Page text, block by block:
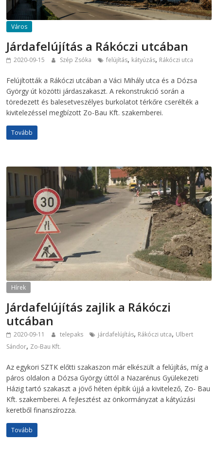
Város
Járdafelújítás a Rákóczi utcában
2020-09-15 Szép Zsóka felújítás, kátyúzás, Rákóczi utca
Felújították a Rákóczi utcában a Váci Mihály utca és a Dózsa
György út közötti járdaszakaszt. A rekonstrukció során a
töredezett és balesetveszélyes burkolatot térkőre cserélték a
kivitelezéssel megbízott Zo-Bau Kft. szakemberei.
Tovább
Hírek
Járdafelújítás zajlik a Rákóczi
utcában
2020-09-11 telepaks járdafelújítás, Rákóczi utca, Ulbert
Sándor, Zo-Bau Kft.
Az egykori SZTK előtti szakaszon már elkészült a felújítás, míg a
páros oldalon a Dózsa György úttól a Nazarénus Gyülekezeti
Házig tartó szakaszt a jövő héten építik újjá a kivitelező, Zo- Bau
Kft. szakemberei. A fejlesztést az önkormányzat a kátyúzási
keretből finanszírozza.
Tovább